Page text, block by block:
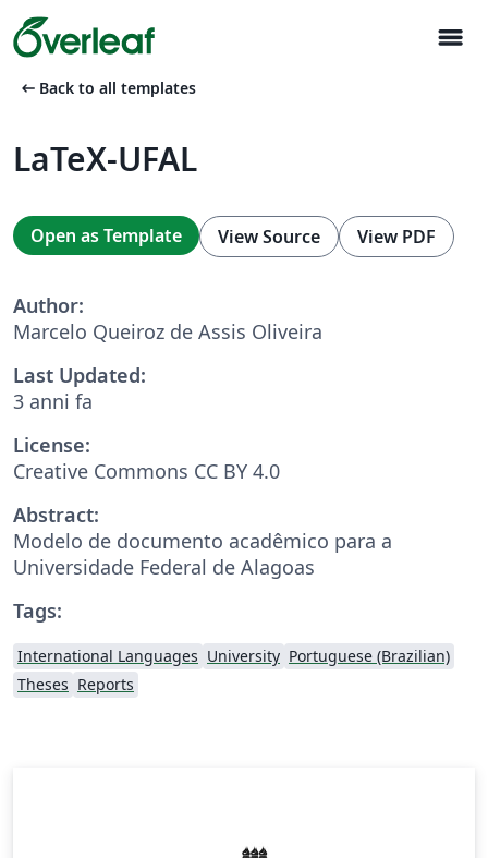
menu
arrow_left_alt Back to all templates
LaTeX-UFAL
Open as Template View Source View PDF
Author:
Marcelo Queiroz de Assis Oliveira
Last Updated:
3 anni fa
License:
Creative Commons CC BY 4.0
Abstract:
Modelo de documento acadêmico para a
Universidade Federal de Alagoas
Tags:
International Languages University Portuguese (Brazilian)
Theses Reports